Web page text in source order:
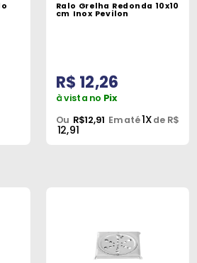
Ralo Grelha Redonda 10x10
cm Inox Pevilon
R$ 12,26
à vista no Pix
Ou R$12,91 Em até1Xde R$
12,91